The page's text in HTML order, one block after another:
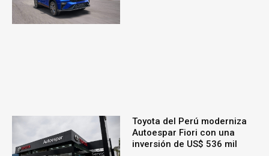
Toyota del Perú moderniza
Autoespar Fiori con una
inversión de US$ 536 mil